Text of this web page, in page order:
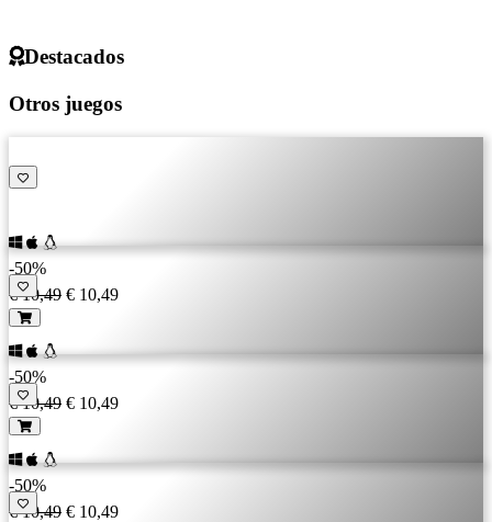
Destacados
Otros juegos
-50%
€ 10,49 € 10,49
-50%
€ 10,49 € 10,49
-50%
€ 10,49 € 10,49